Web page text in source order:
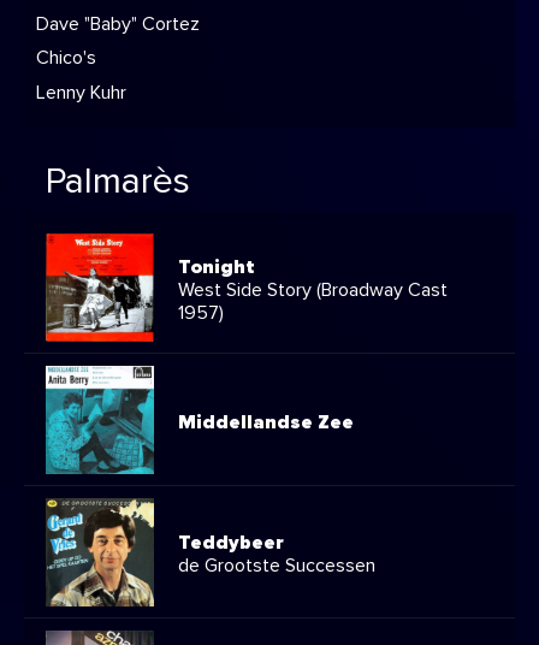
Dave "Baby" Cortez
Chico's
Lenny Kuhr
Palmarès
Tonight
West Side Story (Broadway Cast
1957)
Middellandse Zee
Teddybeer
de Grootste Successen